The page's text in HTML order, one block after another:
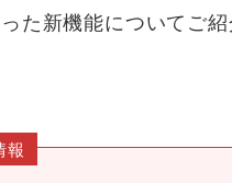
た新機能についてご
報